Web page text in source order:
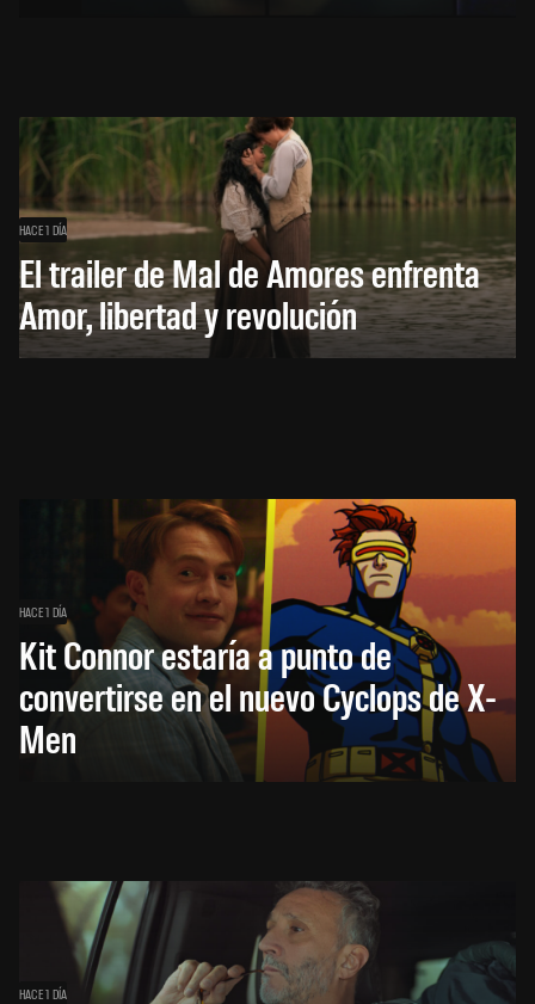
HACE 1 DÍA
El trailer de Mal de Amores enfrenta
Amor, libertad y revolución
HACE 1 DÍA
Kit Connor estaría a punto de
convertirse en el nuevo Cyclops de X-
Men
HACE 1 DÍA